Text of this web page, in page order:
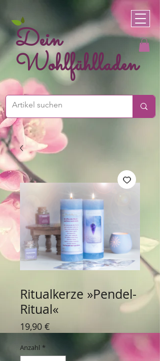
Dein
Wohlfühlladen
Ritualkerze »Pendel-
Ritual«
19,90 €
Anzahl *